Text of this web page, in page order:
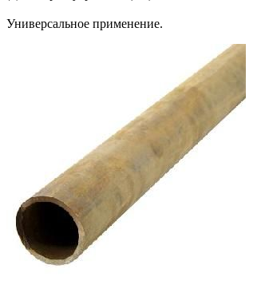
Универсальное применение.